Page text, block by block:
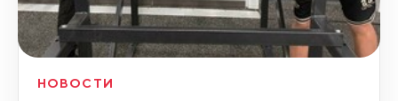
НОВОСТИ